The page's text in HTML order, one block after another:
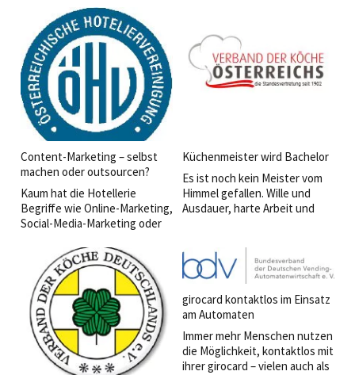
Content-Marketing – selbst
machen oder outsourcen?
Kaum hat die Hotellerie
Begriffe wie Online-Marketing,
Social-Media-Marketing oder
Marketingarbeit platziert,
jagen neue Begriffe durch die
Kongresse und Blogs.
Küchenmeister wird Bachelor
Es ist noch kein Meister vom
Himmel gefallen. Wille und
Ausdauer, harte Arbeit und
Weg zum diplomierten
Küchenmeister.
girocard kontaktlos im Einsatz
am Automaten
Immer mehr Menschen nutzen
die Möglichkeit, kontaktlos mit
ihrer girocard – vielen auch als